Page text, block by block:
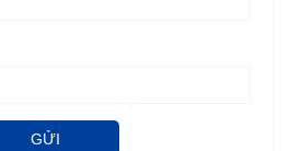
GỬI